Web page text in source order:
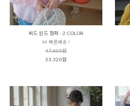
씨드 윈드 점퍼 - 2 COLOR
M 빠른배송 !
47,600원
33,320원